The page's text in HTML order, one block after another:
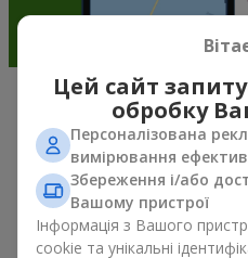
універсальний
яке
Якщо ви шукаєте
обмаль, у нас є для вас
Цей сайт
обробку
Персоналізована
вимірювання
Збереження і/або
Вашому пристрої
Інформація з Вашого
cookie та унікальні